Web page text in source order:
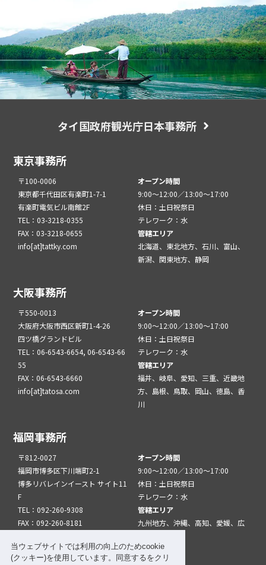
当ウェブサイトでは利用の向上のためcookie
(クッキー)を使用しています。同意するをクリ
タイ国政府観光庁日本事務所
東京事務所
〒100-0006
東京都千代田区有楽町1-7-1
有楽町電気ビル南館2F
TEL：03-3218-0355
FAX：03-3218-0655
info[at]tattky.com
オープン時間
9:00～12:00／13:00～17:00
休日：土日祝祭日
テレワーク：水
管轄エリア
北海道、東北地方、石川、富山、
新潟、関東地方、静岡
大阪事務所
〒550-0013
大阪府大阪市西区新町1-4-26
四ツ橋グランドビル
TEL：06-6543-6654, 06-6543-66
55
FAX：06-6543-6660
info[at]tatosa.com
オープン時間
9:00～12:00／13:00～17:00
休日：土日祝祭日
テレワーク：水
管轄エリア
福井、岐阜、愛知、三重、近畿地
方、島根、鳥取、岡山、徳島、香
川
福岡事務所
〒812-0027
福岡市博多区下川端町2-1
博多リバレインイースト サイト11
F
TEL：092-260-9308
FAX：092-260-8181
オープン時間
9:00～12:00／13:00～17:00
休日：土日祝祭日
テレワーク：水
管轄エリア
九州地方、沖縄、高知、愛媛、広